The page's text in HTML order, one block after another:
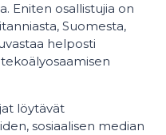
Eniten osallistujia on
Suomesta,
helposti
löytävät
sosiaalisen median